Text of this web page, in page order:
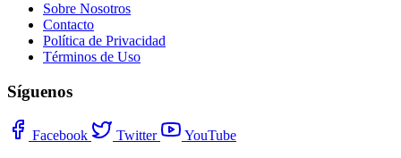
Sobre Nosotros
Contacto
Política de Privacidad
Términos de Uso
Síguenos
Facebook Twitter
YouTube